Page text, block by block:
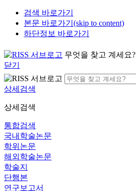
검색 바로가기
본문 바로가기(skip to content)
하단정보 바로가기
무엇을 찾고 계세요?
닫기
상세검색
상세검색
통합검색
국내학술논문
학위논문
해외학술논문
학술지
단행본
연구보고서